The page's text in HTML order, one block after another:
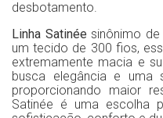
desbotamento.
Linha Satinée sinônimo
um tecido de 300 fios,
extremamente macia e
busca elegância e uma
proporcionando maior
Satinée é uma escolha